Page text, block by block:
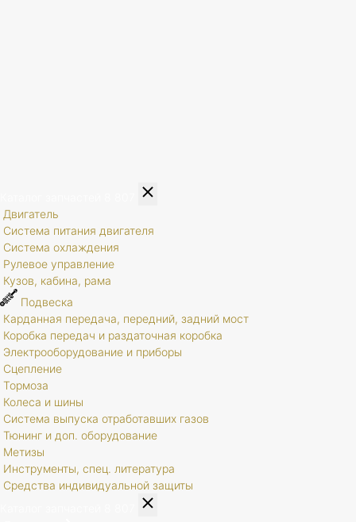
Двигатель
Система питания двигателя
Система охлаждения
Рулевое управление
Кузов, кабина, рама
Подвеска
Карданная передача, передний, задний мост
Коробка передач и раздаточная коробка
Электрооборудование и приборы
Сцепление
Тормоза
Колеса и шины
Система выпуска отработавших газов
Тюнинг и доп. оборудование
Метизы
Инструменты, спец. литература
Средства индивидуальной защиты